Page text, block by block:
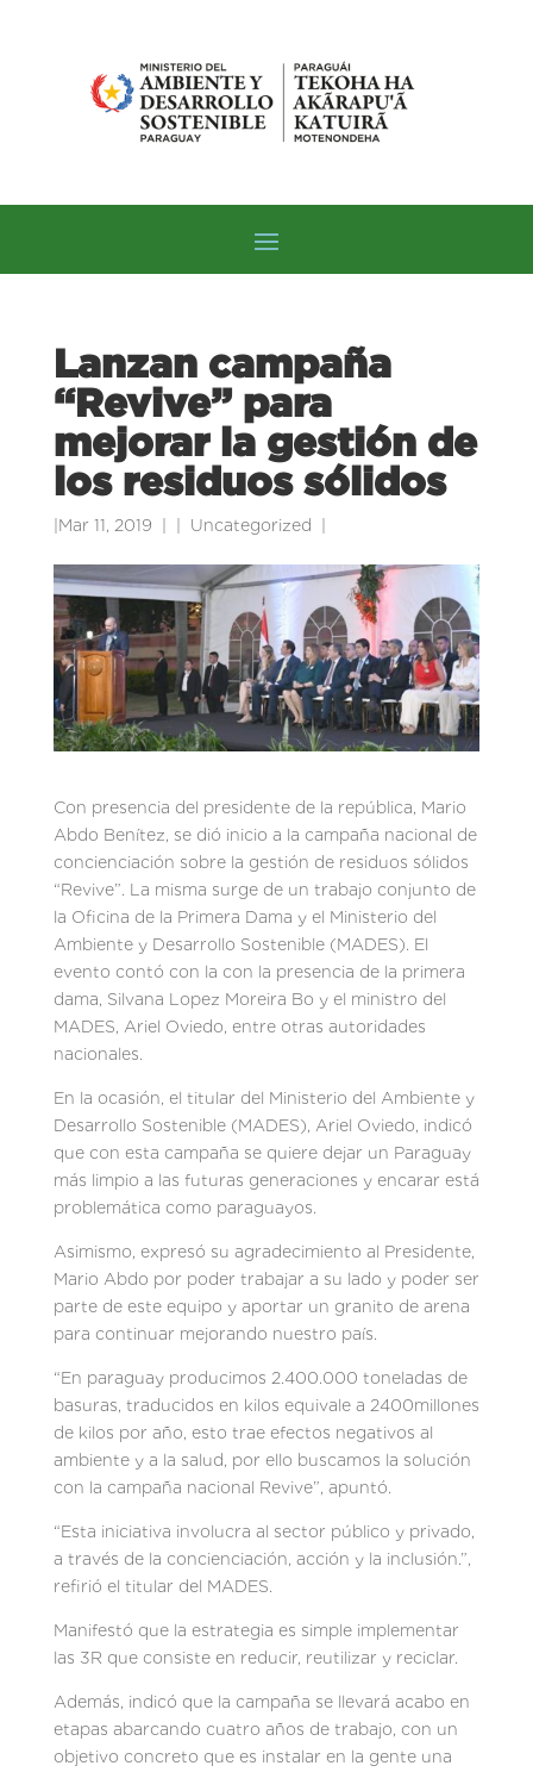
Lanzan campaña
“Revive” para
mejorar la gestión de
los residuos sólidos
Mar 11, 2019 Uncategorized
Con presencia del presidente de la república, Mario
Abdo Benítez, se dió inicio a la campaña nacional de
concienciación sobre la gestión de residuos sólidos
“Revive”. La misma surge de un trabajo conjunto de
la Oficina de la Primera Dama y el Ministerio del
Ambiente y Desarrollo Sostenible (MADES). El
evento contó con la con la presencia de la primera
dama, Silvana Lopez Moreira Bo y el ministro del
MADES, Ariel Oviedo, entre otras autoridades
nacionales.
En la ocasión, el titular del Ministerio del Ambiente y
Desarrollo Sostenible (MADES), Ariel Oviedo, indicó
que con esta campaña se quiere dejar un Paraguay
más limpio a las futuras generaciones y encarar está
problemática como paraguayos.
Asimismo, expresó su agradecimiento al Presidente,
Mario Abdo por poder trabajar a su lado y poder ser
parte de este equipo y aportar un granito de arena
para continuar mejorando nuestro país.
“En paraguay producimos 2.400.000 toneladas de
basuras, traducidos en kilos equivale a 2400millones
de kilos por año, esto trae efectos negativos al
ambiente y a la salud, por ello buscamos la solución
con la campaña nacional Revive”, apuntó.
“Esta iniciativa involucra al sector público y privado,
a través de la concienciación, acción y la inclusión.”,
refirió el titular del MADES.
Manifestó que la estrategia es simple implementar
las 3R que consiste en reducir, reutilizar y reciclar.
Además, indicó que la campaña se llevará acabo en
etapas abarcando cuatro años de trabajo, con un
objetivo concreto que es instalar en la gente una